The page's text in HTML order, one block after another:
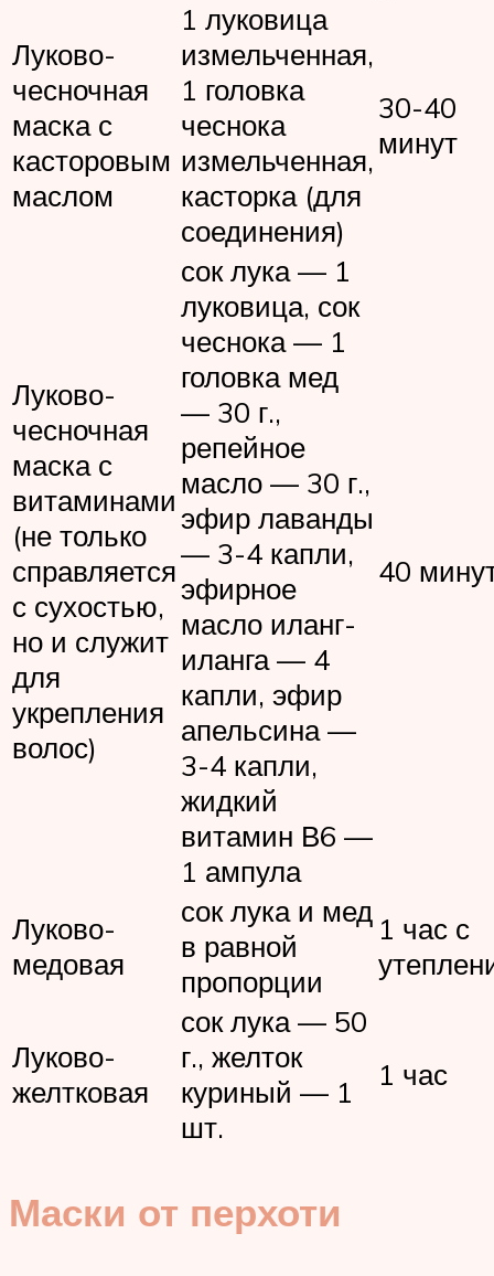
Луково-
чесночная
маска с
касторовым
маслом
1 луковица
измельченная,
1 головка
чеснока
измельченная,
касторка (для
соединения)
30-40
минут
Луково-
чесночная
маска с
витаминами
(не только
справляется
с сухостью,
но и служит
для
укрепления
волос)
сок лука — 1
луковица, сок
чеснока — 1
головка мед
— 30 г.,
репейное
масло — 30 г.,
эфир лаванды
— 3-4 капли,
эфирное
масло иланг-
иланга — 4
капли, эфир
апельсина —
3-4 капли,
жидкий
витамин В6 —
1 ампула
40
Луково-
медовая
сок лука и мед
в равной
пропорции
1 час с
Луково-
желтковая
сок лука — 50
г., желток
куриный — 1
шт.
1 час
Маски от перхоти